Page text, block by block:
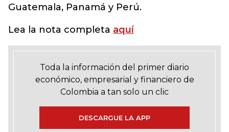
Guatemala, Panamá y Perú.
Lea la nota completa aquí
Toda la información del primer diario
económico, empresarial y financiero de
Colombia a tan solo un clic
DESCARGUE LA APP